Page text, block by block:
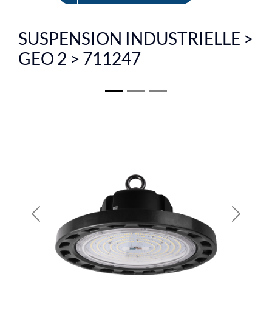
EN
SUSPENSION INDUSTRIELLE >
GEO 2 > 711247
Previous Next